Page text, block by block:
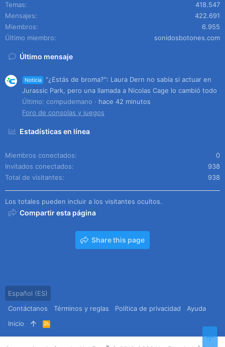
Temas
418.547
Mensajes
422.691
Miembros
6.955
Último miembro
sonidosbotones.com
Último mensaje
Noticia
"¿Estás de broma?": Laura Dern no sabía si actuar en
Jurassic Park, pero una llamada a Nicolas Cage lo cambió todo
Último: compudemano
hace 42 minutos
Foro de consolas y juegos
Estadísticas en línea
Miembros conectados
0
Invitados conectados
938
Total de visitantes
938
Los totales pueden incluir a los visitantes ocultos.
Compartir esta página
Share this page
Español (ES)
Contáctanos
Términos y reglas Política de privacidad
Ayuda
Inicio
R
S
S